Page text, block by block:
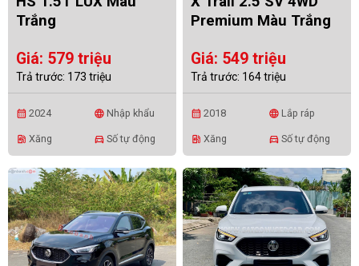
Trắng
Giá: 579 triệu
Trả trước: 173 triệu
calendar_month 2024 language Nhập khẩu
ev_station Xăng directions_car Số tự động
Premium Màu Trắng
Giá: 549 triệu
Trả trước: 164 triệu
calendar_month 2018 language Lắp ráp
ev_station Xăng directions_car Số tự động